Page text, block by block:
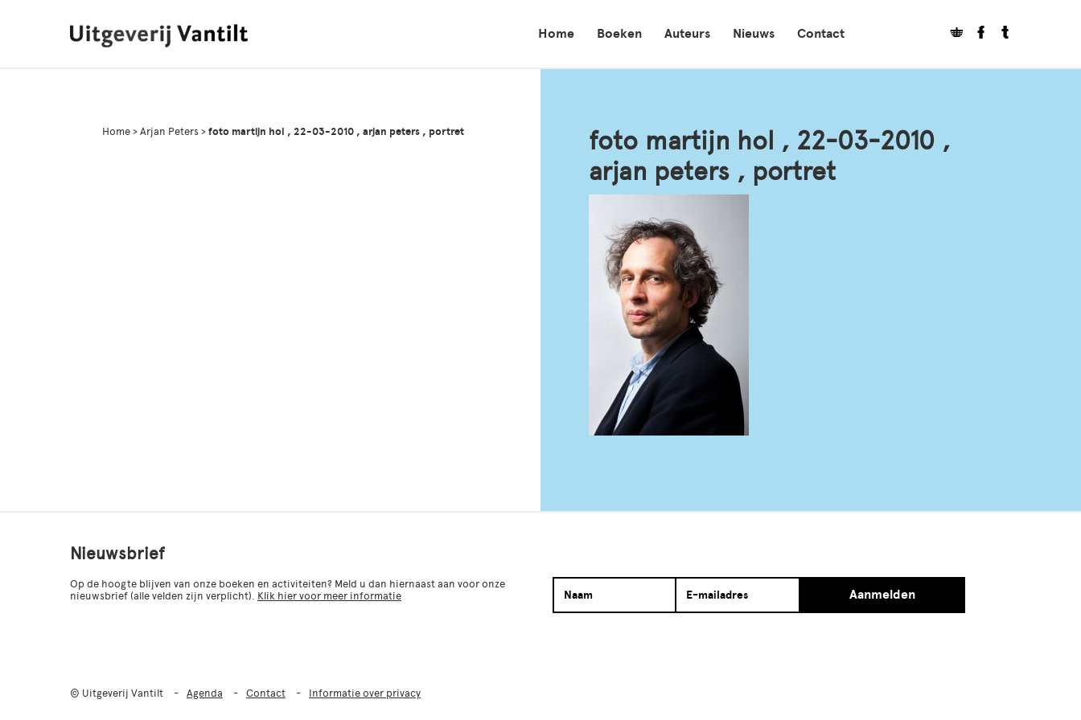
Home Boeken Auteurs Nieuws Contact
Home > Arjan Peters > foto martijn hol , 22-03-2010 , arjan peters , portret
foto martijn hol , 22-03-2010 ,
arjan peters , portret
Nieuwsbrief
Op de hoogte blijven van onze boeken en activiteiten? Meld u dan hiernaast aan voor onze
nieuwsbrief (alle velden zijn verplicht). Klik hier voor meer informatie Aanmelden
© Uitgeverij Vantilt Agenda Contact Informatie over privacy